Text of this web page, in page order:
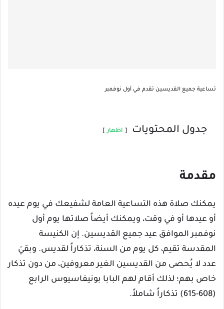
تساعية جميع القديسين تقدم في أول نوفمبر
جدول المحتويات اظهار
مقدمة
يمكنك صلاة هذه التساعية العامة لشفيعك في يوم عيده
أو عيدها أو في وقت، ويمكنك أيضاً صلاتها يوم أول
نوفمبر الموافق عيد جميع القديسين. إن الكنيسة
المقدسة تقيم، كل يوم من السنة، تذكاراً لقديس. وبقيَ
عدد لا يُحصى من القديسين الغير معروفين، من دون تذكار
خاص بهم؛ لذلك أقام لهم البابا بونيفاسيوس الرابع
(608-615) تذكاراً شاملاً.